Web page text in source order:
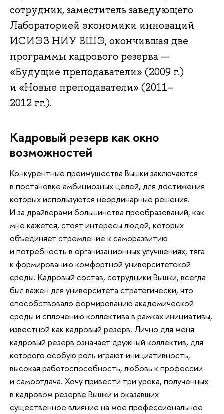
сотрудник, заместитель заведующего
Лабораторией экономики инноваций
ИСИЭЗ НИУ ВШЭ, окончившая две
программы кадрового резерва —
«Будущие преподаватели» (2009 г.)
и «Новые преподаватели» (2011–
2012 гг.).
Кадровый резерв как окно
возможностей
Конкурентные преимущества Вышки заключаются
в постановке амбициозных целей, для достижения
которых используются неординарные решения.
И за драйверами большинства преобразований, как
мне кажется, стоят интересы людей, которых
объединяет стремление к саморазвитию
и потребность в организационных улучшениях, тяга
к формированию комфортной университетской
среды. Кадровый состав, сотрудники Вышки, всегда
был важен для университета стратегически, что
способствовало формированию академической
среды и сплочению коллектива в рамках инициативы,
известной как кадровый резерв. Лично для меня
кадровый резерв означает дружный коллектив, для
которого особую роль играют инициативность,
высокая работоспособность, любовь к профессии
и самоотдача. Хочу привести три урока, полученных
в кадровом резерве Вышки и оказавших
существенное влияние на мое профессиональное